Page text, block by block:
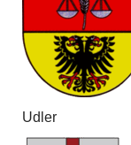
Udler